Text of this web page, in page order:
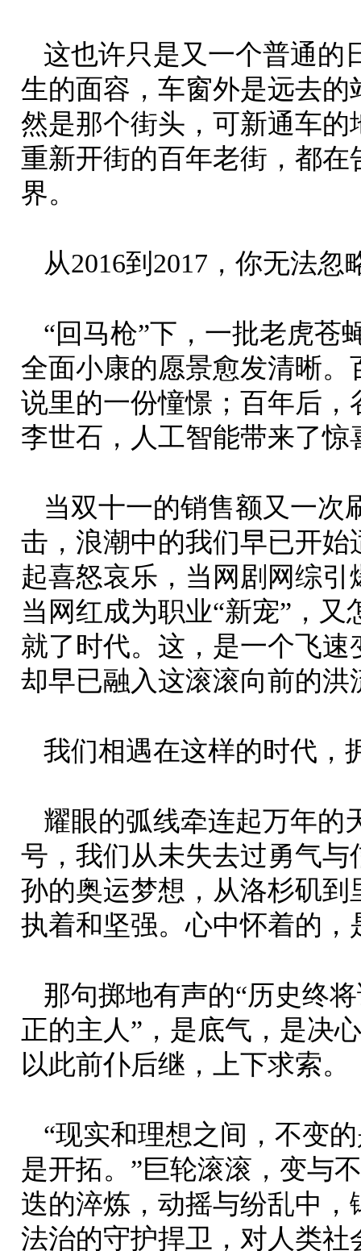
这也许只是又一个普通的
生的面容，车窗外是远去
然是那个街头，可新通车
重新开街的百年老街，都
界。
从2016到2017，你无法忽
“回马枪”下，一批老虎苍
全面小康的愿景愈发清晰。
说里的一份憧憬；百年后，
李世石，人工智能带来了
当双十一的销售额又一次
击，浪潮中的我们早已开
起喜怒哀乐，当网剧网综
当网红成为职业“新宠”，
就了时代。这，是一个飞
却早已融入这滚滚向前的洪
我们相遇在这样的时代，
耀眼的弧线牵连起万年的
号，我们从未失去过勇气
孙的奥运梦想，从洛杉矶
执着和坚强。心中怀着的
那句掷地有声的“历史终
正的主人”，是底气，是决
以此前仆后继，上下求索。
“现实和理想之间，不变
是开拓。”巨轮滚滚，变与
迭的淬炼，动摇与纷乱中
法治的守护捍卫，对人类